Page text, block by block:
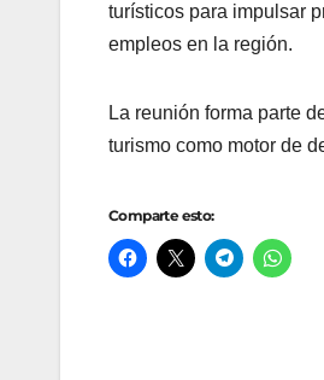
turísticos para impulsar
empleos en la región.
La reunión forma parte
turismo como motor de
Comparte esto: